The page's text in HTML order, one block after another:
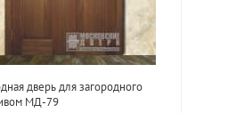
дверь для загородного
МД-79